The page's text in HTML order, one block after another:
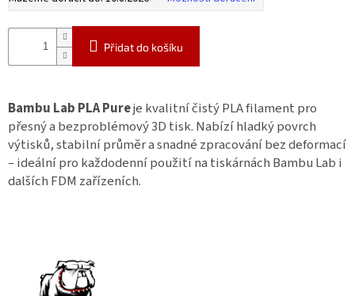
Přidat do košíku
Bambu Lab PLA Pureje kvalitní čistý PLA filament pro
přesný a bezproblémový 3D tisk. Nabízí hladký povrch
výtisků, stabilní průměr a snadné zpracování bez deformací
– ideální pro každodenní použití na tiskárnách Bambu Lab i
dalších FDM zařízeních.